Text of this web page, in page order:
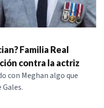
Familia Real
contra la actriz
con Meghan algo que